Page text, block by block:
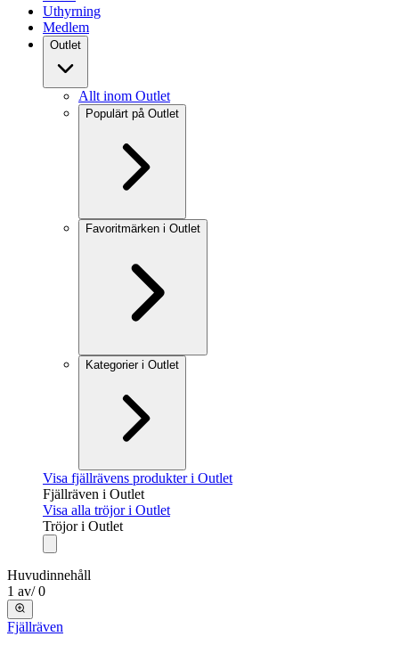
Uthyrning
Medlem
Outlet
Allt inom Outlet
Populärt på Outlet
Favoritmärken i Outlet
Kategorier i Outlet
Visa fjällrävens produkter i Outlet
Fjällräven i Outlet
Visa alla tröjor i Outlet
Tröjor i Outlet
Huvudinnehåll
1 av/ 0
Fjällräven